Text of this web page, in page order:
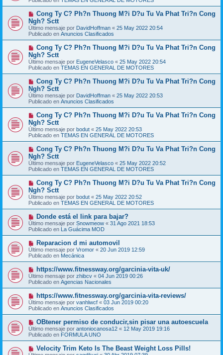
n
s
a
j
e
v
m
e
n
s
a
N
e
v
o
m
e
n
s
a
e
Cong Ty C? Ph?n Thuong M?i D?u Tu Va Phat Tri?n Cong
Ngh? Sctt
Último mensaje por DavidHoffman « 25 May 2022 20:54
Publicado en Anuncios Clasificados
N
e
v
o
m
e
n
s
a
e
Cong Ty C? Ph?n Thuong M?i D?u Tu Va Phat Tri?n Cong
Ngh? Sctt
Último mensaje por EugeneVelasco « 25 May 2022 20:54
Publicado en TEMAS EN GENERAL DE MOTORES
N
e
v
o
m
e
n
s
a
e
Cong Ty C? Ph?n Thuong M?i D?u Tu Va Phat Tri?n Cong
Ngh? Sctt
Último mensaje por DavidHoffman « 25 May 2022 20:53
Publicado en Anuncios Clasificados
N
e
v
o
m
e
n
s
a
e
Cong Ty C? Ph?n Thuong M?i D?u Tu Va Phat Tri?n Cong
Ngh? Sctt
Último mensaje por bodut « 25 May 2022 20:53
Publicado en TEMAS EN GENERAL DE MOTORES
N
e
v
o
m
e
n
s
a
e
Cong Ty C? Ph?n Thuong M?i D?u Tu Va Phat Tri?n Cong
Ngh? Sctt
Último mensaje por EugeneVelasco « 25 May 2022 20:52
Publicado en TEMAS EN GENERAL DE MOTORES
N
e
v
o
m
n
s
a
e
Cong Ty C? Ph?n Thuong M?i D?u Tu Va Phat Tri?n Cong
Ngh? Sctt
Último mensaje por bodut « 25 May 2022 20:52
Publicado en TEMAS EN GENERAL DE MOTORES
N
u
e
v
o
m
e
n
s
j
e
Donde está el link para bajar?
Último mensaje por Snowmeow « 31 Ago 2021 18:53
Publicado en La Guácima MOD
N
u
e
v
o
m
e
n
s
j
e
Reparacion d mi automovil
Último mensaje por Vromor « 20 Jun 2019 12:59
Publicado en Mecánica
N
u
e
v
o
m
e
n
s
a
j
e
https://www.fitnessway.org/garcinia-vita-uk/
Último mensaje por zhibcv « 04 Jun 2019 00:26
Publicado en Agencias Nacionales
N
u
e
v
m
e
n
s
a
j
https://www.fitnessway.org/garcinia-vita-reviews/
Último mensaje por vanhlwcf « 03 Jun 2019 00:20
Publicado en Anuncios Clasificados
N
u
e
v
o
m
OBtener permiso de conducir,sin pisar una autoescuela
Último mensaje por antoniocanosa12 « 12 May 2019 19:16
Publicado en FORMULA UNO
N
u
Velocity Trim Keto Is The Beast Weight Loss Pills!